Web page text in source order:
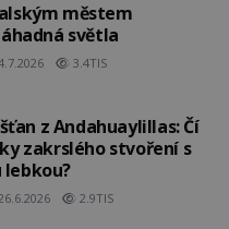
městem
světla
3.4TIS
z Andahuaylillas: Čí
zakrslého stvoření s
2.9TIS